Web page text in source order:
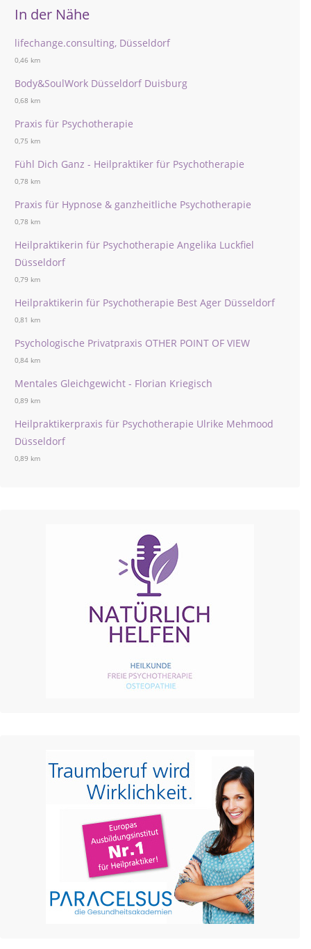
In der Nähe
lifechange.consulting, Düsseldorf
0,46 km
Body&SoulWork Düsseldorf Duisburg
0,68 km
Praxis für Psychotherapie
0,75 km
Fühl Dich Ganz - Heilpraktiker für Psychotherapie
0,78 km
Praxis für Hypnose & ganzheitliche Psychotherapie
0,78 km
Heilpraktikerin für Psychotherapie Angelika Luckfiel
Düsseldorf
0,79 km
Heilpraktikerin für Psychotherapie Best Ager Düsseldorf
0,81 km
Psychologische Privatpraxis OTHER POINT OF VIEW
0,84 km
Mentales Gleichgewicht - Florian Kriegisch
0,89 km
Heilpraktikerpraxis für Psychotherapie Ulrike Mehmood
Düsseldorf
0,89 km